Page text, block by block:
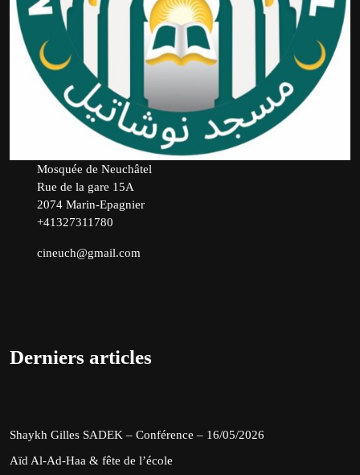
Mosquée de Neuchâtel
Rue de la gare 15A
2074 Marin-Epagnier
+41327311780
cineuch@gmail.com
Derniers articles
Shaykh Gilles SADEK – Conférence – 16/05/2026
Aïd Al-Ad-Haa & fête de l’école